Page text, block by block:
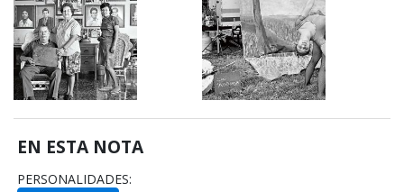
EN ESTA NOTA
PERSONALIDADES: